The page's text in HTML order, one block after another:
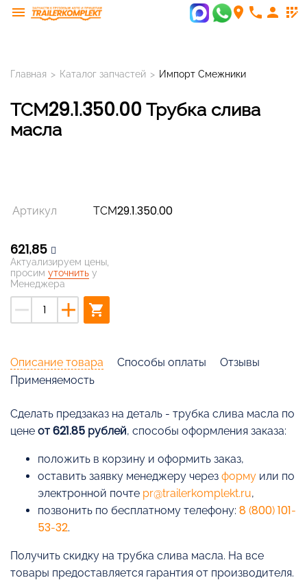
menu room phone person app_registration
Главная > Каталог запчастей > Импорт Смежники
ТСМ29.1.350.00 Трубка слива
масла
Артикул ТСМ29.1.350.00
621,85
Актуализируем цены,
просим уточнить у
Менеджера
remove add shopping_cart
Описание товара Способы оплаты
Отзывы
Применяемость
Cделать предзаказ на деталь - трубка слива масла по
цене от 621.85 рублей, способы оформления заказа:
положить в корзину и оформить заказ,
оставить заявку менеджеру через форму или по
электронной почте pr@trailerkomplekt.ru,
позвонить по бесплатному телефону: 8 (800) 101-
53-32.
Получить скидку на трубка слива масла. На все
товары предоставляется гарантия от производителя.